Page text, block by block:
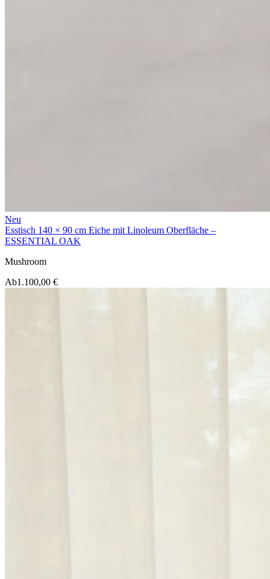
Neu
Esstisch 140 × 90 cm Eiche mit Linoleum Oberfläche –
ESSENTIAL OAK
Mushroom
Ab1.100,00 €